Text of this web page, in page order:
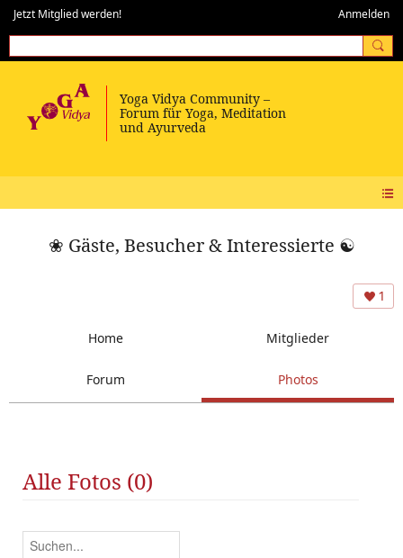
Jetzt Mitglied werden! Anmelden
❀ Gäste, Besucher & Interessierte ☯
1
Home Mitglieder
Forum Photos
Alle Fotos (0)